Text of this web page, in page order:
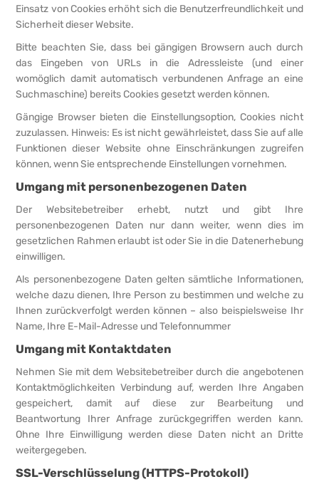
Einsatz von Cookies erhöht sich die Benutzerfreundlichkeit und
Sicherheit dieser Website.
Bitte beachten Sie, dass bei gängigen Browsern auch durch
das Eingeben von URLs in die Adressleiste (und einer
womöglich damit automatisch verbundenen Anfrage an eine
Suchmaschine) bereits Cookies gesetzt werden können.
Gängige Browser bieten die Einstellungsoption, Cookies nicht
zuzulassen. Hinweis: Es ist nicht gewährleistet, dass Sie auf alle
Funktionen dieser Website ohne Einschränkungen zugreifen
können, wenn Sie entsprechende Einstellungen vornehmen.
Umgang mit personenbezogenen Daten
Der Websitebetreiber erhebt, nutzt und gibt Ihre
personenbezogenen Daten nur dann weiter, wenn dies im
gesetzlichen Rahmen erlaubt ist oder Sie in die Datenerhebung
einwilligen.
Als personenbezogene Daten gelten sämtliche Informationen,
welche dazu dienen, Ihre Person zu bestimmen und welche zu
Ihnen zurückverfolgt werden können – also beispielsweise Ihr
Name, Ihre E-Mail-Adresse und Telefonnummer
Umgang mit Kontaktdaten
Nehmen Sie mit dem Websitebetreiber durch die angebotenen
Kontaktmöglichkeiten Verbindung auf, werden Ihre Angaben
gespeichert, damit auf diese zur Bearbeitung und
Beantwortung Ihrer Anfrage zurückgegriffen werden kann.
Ohne Ihre Einwilligung werden diese Daten nicht an Dritte
weitergegeben.
SSL-Verschlüsselung (HTTPS-Protokoll)